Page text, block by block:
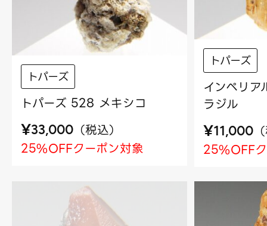
トパーズ
トパーズ 528 メキシコ
¥33,000 （税込）
25%OFFクーポン対象
トパーズ
インペリ
ラジル
¥11,000 （
25%OFF